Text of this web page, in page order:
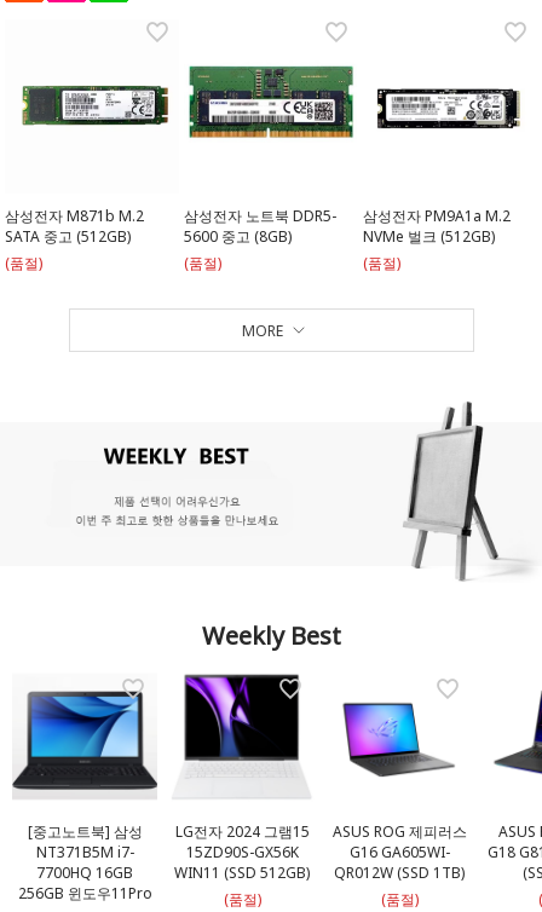
삼성전자 M871b M.2
SATA 중고 (512GB)
(품절)
삼성전자 노트북 DDR5-
5600 중고 (8GB)
(품절)
삼성전자 PM9A1a M.2
NVMe 벌크 (512GB)
(품절)
MORE
Weekly Best
[중고노트북] 삼성
NT371B5M i7-
7700HQ 16GB
256GB 윈도우11Pro
LG전자 2024 그램15
15ZD90S-GX56K
WIN11 (SSD 512GB)
(품절)
ASUS ROG 제피러스
G16 GA605WI-
QR012W (SSD 1TB)
(품절)
ASUS
G18